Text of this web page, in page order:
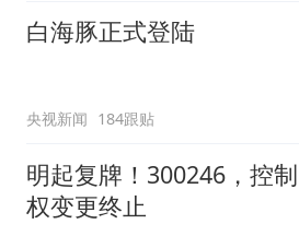
白海豚正式登陆
央视新闻 184跟贴
明起复牌！300246，控制
权变更终止